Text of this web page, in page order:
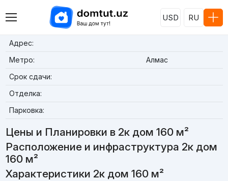
USD RU
Адрес:
Метро:
Алмас
Срок сдачи:
Отделка:
Парковка:
Цены и Планировки в 2к дом 160 м²
Расположение и инфраструктура 2к дом
160 м²
Характеристики 2к дом 160 м²